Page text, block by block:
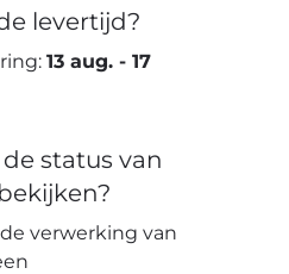
levertijd?
13 aug. -17
status van
verwerking van